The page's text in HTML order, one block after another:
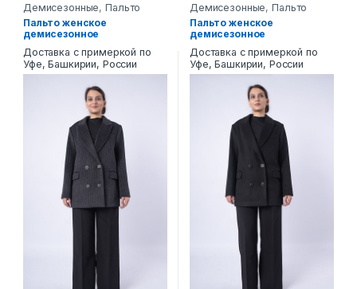
Демисезонные,Пальто
Пальто женское
демисезонное
Доставка с примеркой по
Уфе, Башкирии, России
Демисезонные,Пальто
Пальто женское
демисезонное
Доставка с примеркой по
Уфе, Башкирии, России